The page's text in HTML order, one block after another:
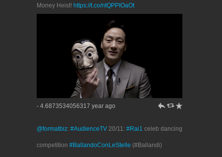
Money Heist! https://t.co/ntQPPIOaOt
- 4.6873534056317 year ago h J R
@formatbiz: #AudienceTV 20/11: #Rai1 celeb dancing
competition #BallandoConLeStelle (#Ballandi)